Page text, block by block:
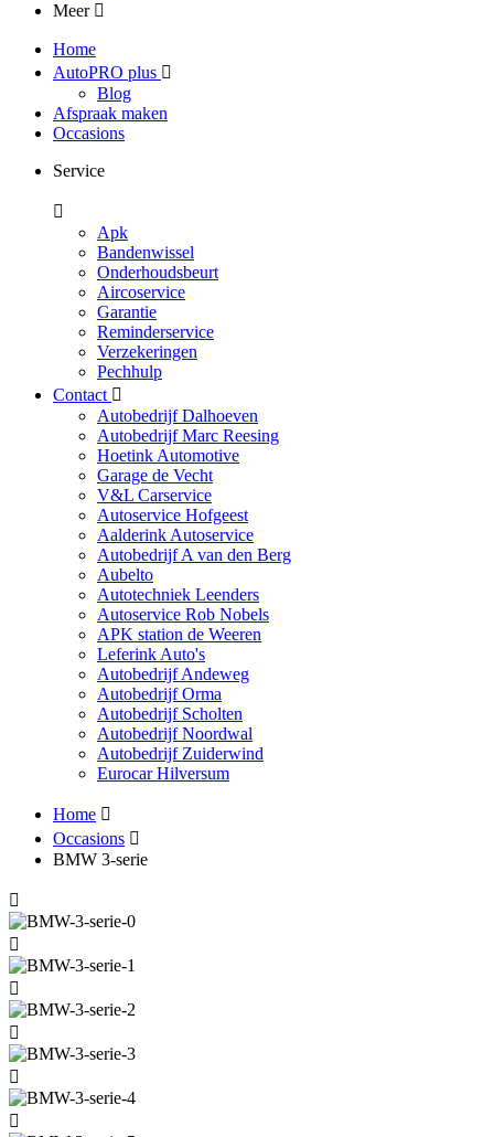
Meer
Home
AutoPRO plus
Blog
Afspraak maken
Occasions
Service
Apk
Bandenwissel
Onderhoudsbeurt
Aircoservice
Garantie
Reminderservice
Verzekeringen
Pechhulp
Contact
Autobedrijf Dalhoeven
Autobedrijf Marc Reesing
Hoetink Automotive
Garage de Vecht
V&L Carservice
Autoservice Hofgeest
Aalderink Autoservice
Autobedrijf A van den Berg
Aubelto
Autotechniek Leenders
Autoservice Rob Nobels
APK station de Weeren
Leferink Auto's
Autobedrijf Andeweg
Autobedrijf Orma
Autobedrijf Scholten
Autobedrijf Noordwal
Autobedrijf Zuiderwind
Eurocar Hilversum
Home
Occasions
BMW 3-serie